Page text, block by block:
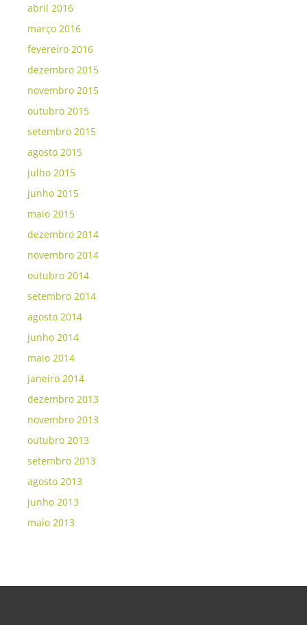
abril 2016
março 2016
fevereiro 2016
dezembro 2015
novembro 2015
outubro 2015
setembro 2015
agosto 2015
julho 2015
junho 2015
maio 2015
dezembro 2014
novembro 2014
outubro 2014
setembro 2014
agosto 2014
junho 2014
maio 2014
janeiro 2014
dezembro 2013
novembro 2013
outubro 2013
setembro 2013
agosto 2013
junho 2013
maio 2013